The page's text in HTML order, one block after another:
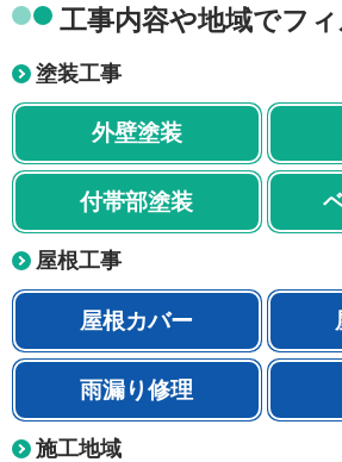
工事内容や地域でフ
塗装工事
外壁塗装
付帯部塗装
屋根工事
屋根カバー
雨漏り修理
施工地域